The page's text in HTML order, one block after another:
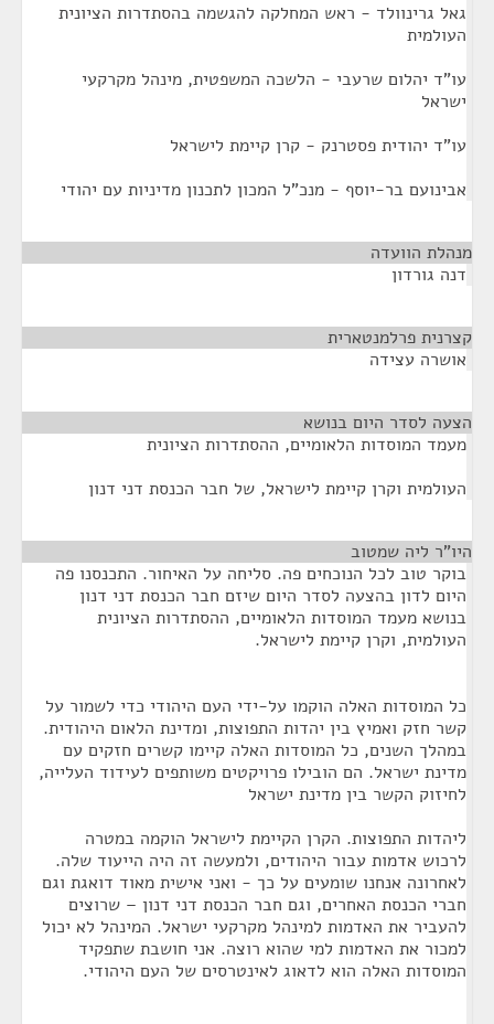
גאל גרינוולד - ראש המחלקה להגשמה בהסתדרות הציונית
העולמית
עו"ד יהלום שרעבי - הלשכה המשפטית, מינהל מקרקעי
ישראל
עו"ד יהודית פסטרנק - קרן קיימת לישראל
אבינועם בר-יוסף - מנכ"ל המכון לתכנון מדיניות עם יהודי
מנהלת הוועדה
דנה גורדון
קצרנית פרלמנטארית
אושרה עצידה
הצעה לסדר היום בנושא
מעמד המוסדות הלאומיים, ההסתדרות הציונית
העולמית וקרן קיימת לישראל, של חבר הכנסת דני דנון
היו"ר ליה שמטוב
בוקר טוב לכל הנוכחים פה. סליחה על האיחור. התכנסנו פה
היום לדון בהצעה לסדר היום שיזם חבר הכנסת דני דנון
בנושא מעמד המוסדות הלאומיים, ההסתדרות הציונית
העולמית, וקרן קיימת לישראל.
כל המוסדות האלה הוקמו על-ידי העם היהודי כדי לשמור על
קשר חזק ואמיץ בין יהדות התפוצות, ומדינת הלאום היהודית.
במהלך השנים, כל המוסדות האלה קיימו קשרים חזקים עם
מדינת ישראל. הם הובילו פרויקטים משותפים לעידוד העלייה,
לחיזוק הקשר בין מדינת ישראל
ליהדות התפוצות. הקרן הקיימת לישראל הוקמה במטרה
לרכוש אדמות עבור היהודים, ולמעשה זה היה הייעוד שלה.
לאחרונה אנחנו שומעים על כך - ואני אישית מאוד דואגת וגם
חברי הכנסת האחרים, וגם חבר הכנסת דני דנון – שרוצים
להעביר את האדמות למינהל מקרקעי ישראל. המינהל לא יכול
למכור את האדמות למי שהוא רוצה. אני חושבת שתפקיד
המוסדות האלה הוא לדאוג לאינטרסים של העם היהודי.